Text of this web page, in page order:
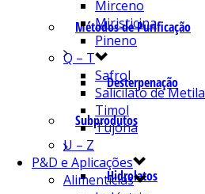
Métodos de Purificação
Desterpenação
Subprodutos
Hidrolatos
Mirceno
Miristicina
Pineno
Q – T
Safrol
Salicilato de Metila
Timol
Tujona
U – Z
P&D e Aplicações
Alimentícias